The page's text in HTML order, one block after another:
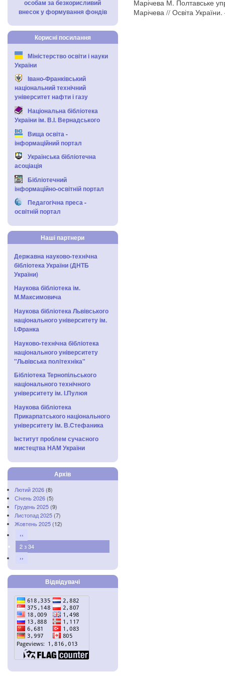
особам за безкорисливий
внесок у формування фондів
Корисні посилання
Міністерство освіти і науки
України
Івано-Франківський
національний технічний
університет нафти і газу
Національна бібліотека
України ім. В.І. Вернадського
Вища освіта -
інформаційний портал
Українська бібліотечна
асоціація
Бібліотечний
інформаційно-освітній портал
Педагогічна преса -
освітній портал
Наші партнери
Державна науково-технічна
бібліотека України (ДНТБ
України)
Наукова бібліотека ім.
М.Максимовича
Наукова бібліотека Львівського
національного університету ім.
І.Франка
Науково-технічна бібліотека
національного університету
"Львівська політехніка"
Бібліотека Тернопільського
національного технічного
університету ім. І.Пулюя
Наукова бібліотека
Прикарпатського національного
університету ім. В.Стефаника
Інститут проблем сучасного
мистецтва НАМ України
Архів
Лютий 2026 (8)
Січень 2026 (5)
Грудень 2025 (9)
Листопад 2025 (7)
Жовтень 2025 (12)
‹‹
2 з 34
››
Відвідувачі
Марічева М. Полтавське
Марічева // Освіта